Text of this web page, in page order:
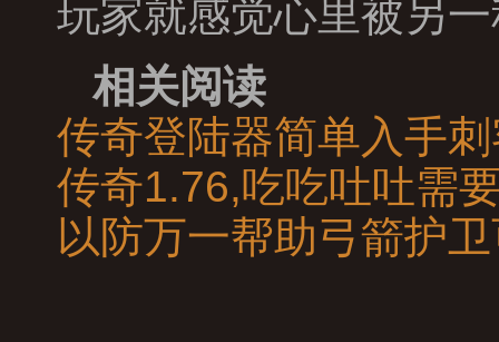
玩家就感觉心里被另
相关阅读
传奇登陆器简单入手
传奇1.76,吃吃吐吐需
以防万一帮助弓箭护